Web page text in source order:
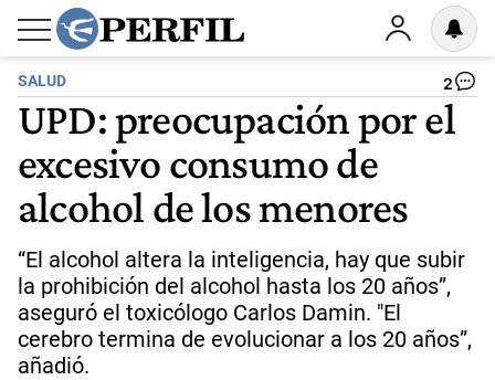
SALUD 2
UPD: preocupación por el
excesivo consumo de
alcohol de los menores
“El alcohol altera la inteligencia, hay que subir
la prohibición del alcohol hasta los 20 años”,
aseguró el toxicólogo Carlos Damin. "El
cerebro termina de evolucionar a los 20 años”,
añadió.